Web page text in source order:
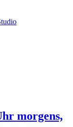
morgens,